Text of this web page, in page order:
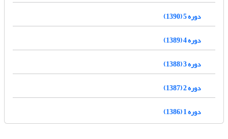
دوره 5 (1390)
دوره 4 (1389)
دوره 3 (1388)
دوره 2 (1387)
دوره 1 (1386)